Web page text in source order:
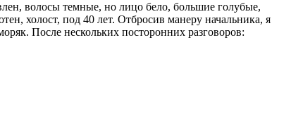
волосы темные, но лицо бело, большие голубые,
холост, под 40 лет. Отбросив манеру начальника, я
После нескольких посторонних разговоров: